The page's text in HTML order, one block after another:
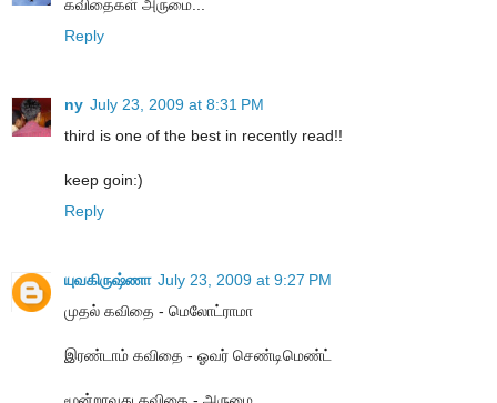
கவிதைகள் அருமை...
Reply
ny July 23, 2009 at 8:31 PM
third is one of the best in recently read!!
keep goin:)
Reply
யுவகிருஷ்ணா July 23, 2009 at 9:27 PM
முதல் கவிதை - மெலோட்ராமா
இரண்டாம் கவிதை - ஓவர் செண்டிமெண்ட்